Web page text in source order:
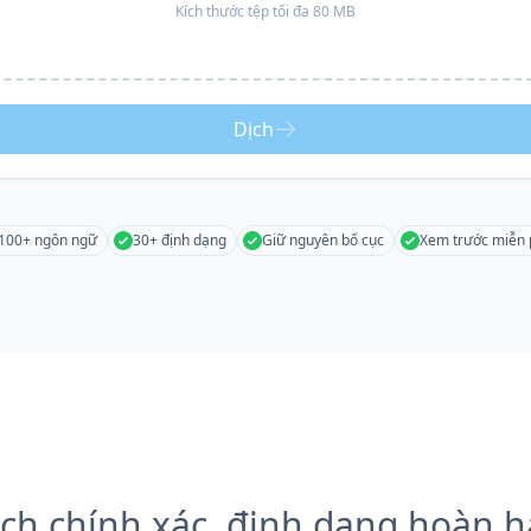
Kích thước tệp tối đa 80 MB
Dịch
ngôn ngữ 30+ định dạng Giữ nguyên bố cục Xem trước miễn